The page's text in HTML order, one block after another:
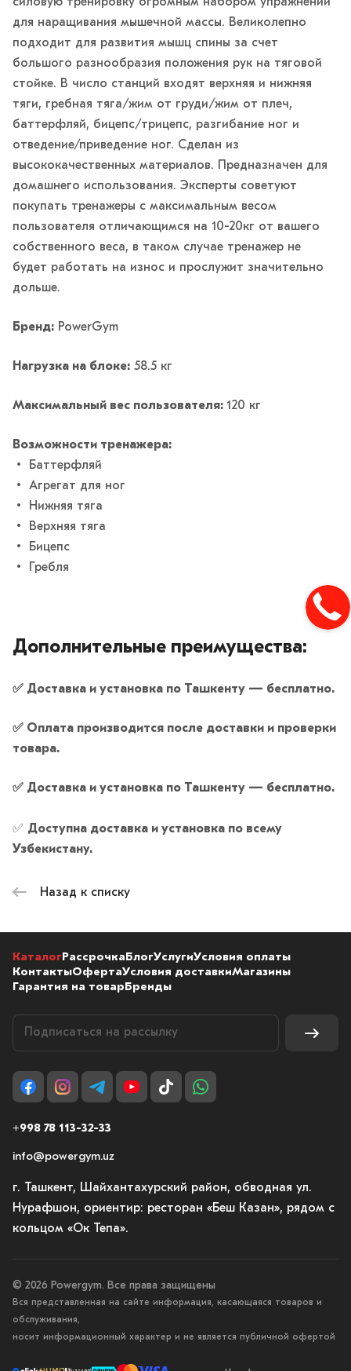
силовую тренировку огромным набором упражнений
для наращивания мышечной массы. Великолепно
подходит для развития мышц спины за счет
большого разнообразия положения рук на тяговой
стойке. В число станций входят верхняя и нижняя
тяги, гребная тяга/жим от груди/жим от плеч,
баттерфляй, бицепс/трицепс, разгибание ног и
отведение/приведение ног. Сделан из
высококачественных материалов. Предназначен для
домашнего использования. Эксперты советуют
покупать тренажеры с максимальным весом
пользователя отличающимся на 10-20кг от вашего
собственного веса, в таком случае тренажер не
будет работать на износ и прослужит значительно
дольше.
Бренд: PowerGym
Нагрузка на блоке: 58.5 кг
Максимальный вес пользователя: 120 кг
Возможности тренажера:
• Баттерфляй
• Агрегат для ног
• Нижняя тяга
• Верхняя тяга
• Бицепс
• Гребля
Дополнительные преимущества:
✅ Доставка и установка по Ташкенту — бесплатно.
✅ Оплата производится после доставки и проверки
товара.
✅ Доставка и установка по Ташкенту — бесплатно.
✅ Доступна доставка и установка по всему
Узбекистану.
Назад к списку
КаталогРассрочкаБлогУслугиУсловия оплаты
КонтактыОфертаУсловия доставкиМагазины
Гарантия на товарБренды
+998 78 113-32-33
info@powergym.uz
г. Ташкент, Шайхантахурский район, обводная ул.
Нурафшон, ориентир: ресторан «Беш Казан», рядом с
кольцом «Ок Тепа».
© 2026 Powergym. Все права защищены
Вся представленная на сайте информация, касающаяся товаров и
обслуживания,
носит информационный характер и не является публичной офертой